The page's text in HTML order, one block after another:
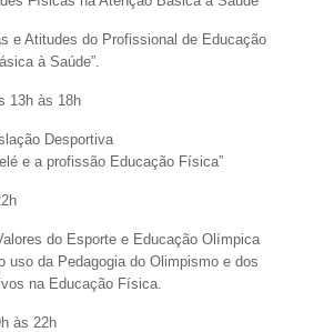
e Atitudes do Profissional de Educação
à Saúde”.
13h às 18h
Desportiva
e a profissão Educação Física”
do Esporte e Educação Olímpica
uso da Pedagogia do Olimpismo e dos
na Educação Física.
às 22h